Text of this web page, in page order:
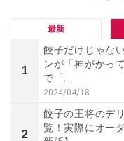
最新
1
餃子だけじゃな
ンが「神がかっ
で「...
2024/04/18
2
餃子の王将のデ
覧！実際にオー